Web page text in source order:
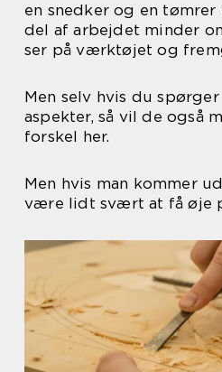
en snedker og en tømrer
del af arbejdet minder
ser på værktøjet og
Men selv hvis du
aspekter, så vil de også
forskel her.
Men hvis man kommer
være lidt svært at få øje